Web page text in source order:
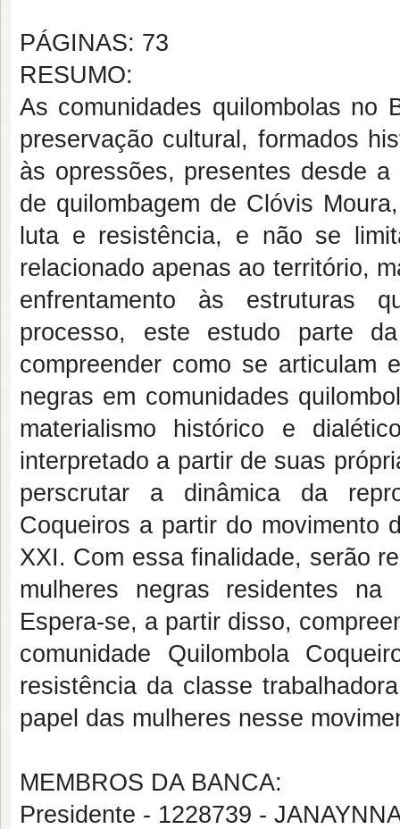
PÁGINAS: 73
RESUMO:
As comunidades quilombolas no
preservação cultural, formados
às opressões, presentes desde
de quilombagem de Clóvis
luta e resistência, e não se
relacionado apenas ao território,
enfrentamento às estruturas
processo, este estudo parte
compreender como se articulam
negras em comunidades
materialismo histórico e
interpretado a partir de suas
perscrutar a dinâmica da
Coqueiros a partir do movimento
XXI. Com essa finalidade, serão
mulheres negras residentes na
Espera-se, a partir disso,
comunidade Quilombola
resistência da classe
papel das mulheres nesse
MEMBROS DA BANCA:
Presidente - 1228739 -